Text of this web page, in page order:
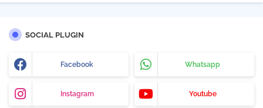
SOCIAL PLUGIN
Facebook Whatsapp
Instagram Youtube